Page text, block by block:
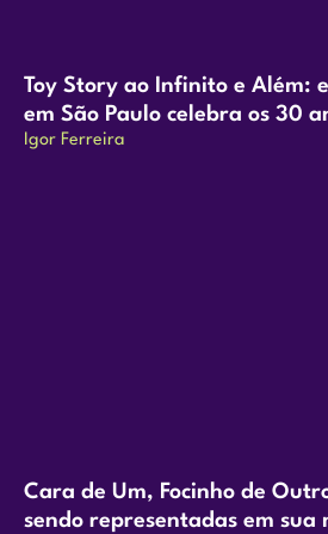
Toy Story ao Infinito e Além:
em São Paulo celebra os 30
Igor Ferreira
Cara de Um, Focinho de
sendo representadas em sua